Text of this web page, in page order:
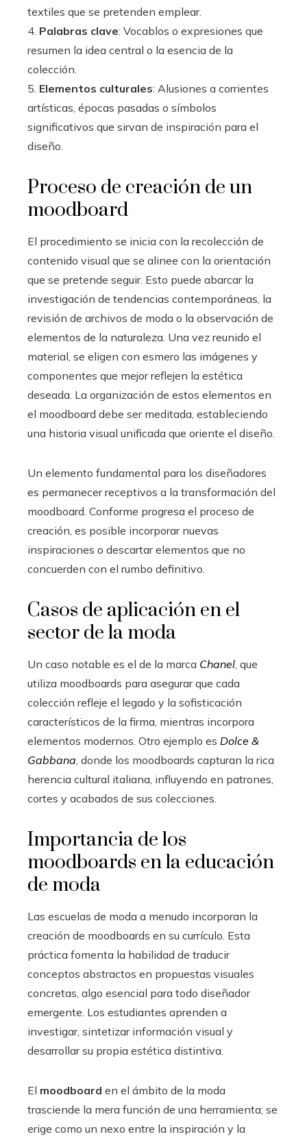
textiles que se pretenden emplear.
4. Palabras clave: Vocablos o expresiones que
resumen la idea central o la esencia de la
colección.
5. Elementos culturales: Alusiones a corrientes
artísticas, épocas pasadas o símbolos
significativos que sirvan de inspiración para el
diseño.
Proceso de creación de un
moodboard
El procedimiento se inicia con la recolección de
contenido visual que se alinee con la orientación
que se pretende seguir. Esto puede abarcar la
investigación de tendencias contemporáneas, la
revisión de archivos de moda o la observación de
elementos de la naturaleza. Una vez reunido el
material, se eligen con esmero las imágenes y
componentes que mejor reflejen la estética
deseada. La organización de estos elementos en
el moodboard debe ser meditada, estableciendo
una historia visual unificada que oriente el diseño.
Un elemento fundamental para los diseñadores
es permanecer receptivos a la transformación del
moodboard. Conforme progresa el proceso de
creación, es posible incorporar nuevas
inspiraciones o descartar elementos que no
concuerden con el rumbo definitivo.
Casos de aplicación en el
sector de la moda
Un caso notable es el de la marca Chanel , que
utiliza moodboards para asegurar que cada
colección refleje el legado y la sofisticación
característicos de la firma, mientras incorpora
elementos modernos. Otro ejemplo es Dolce &
Gabbana , donde los moodboards capturan la rica
herencia cultural italiana, influyendo en patrones,
cortes y acabados de sus colecciones.
Importancia de los
moodboards en la educación
de moda
Las escuelas de moda a menudo incorporan la
creación de moodboards en su currículo. Esta
práctica fomenta la habilidad de traducir
conceptos abstractos en propuestas visuales
concretas, algo esencial para todo diseñador
emergente. Los estudiantes aprenden a
investigar, sintetizar información visual y
desarrollar su propia estética distintiva.
El moodboard en el ámbito de la moda
trasciende la mera función de una herramienta; se
erige como un nexo entre la inspiración y la